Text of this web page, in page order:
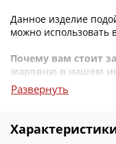
Данное изделие
можно использовать
Почему вам стоит
жаровню в нашем
Цены: У нас вы
Консультации: Если
Развернуть